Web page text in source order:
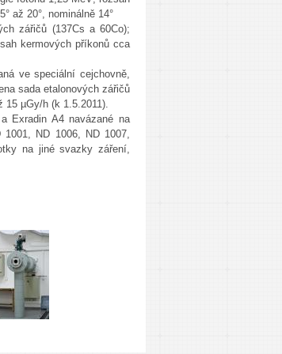
až 20°, nominálně 14°
zářičů (137Cs a 60Co);
kermových příkonů cca
ve speciální cejchovně,
sada etalonových zářičů
15 µGy/h (k 1.5.2011).
Exradin A4 navázané na
ND 1006, ND 1007,
na jiné svazky záření,